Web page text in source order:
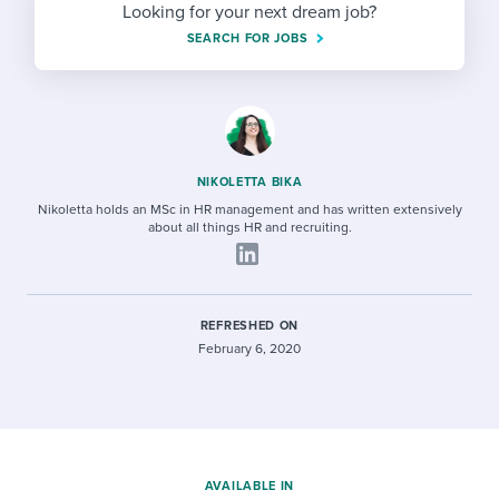
Establishing an employer brand
Candidate/employee experiences
HR terms
Overall career resources
Looking for your next dream job?
SEARCH FOR JOBS
NIKOLETTA BIKA
Nikoletta holds an MSc in HR management and has written extensively
about all things HR and recruiting.
REFRESHED ON
February 6, 2020
AVAILABLE IN